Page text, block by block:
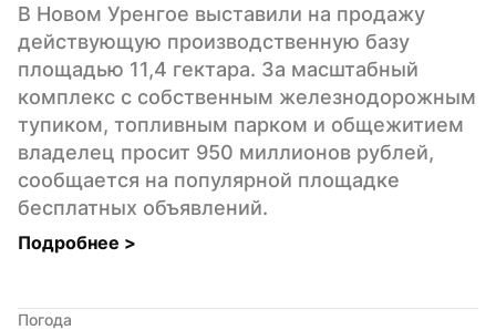
В Новом Уренгое выставили на продажу
действующую производственную базу
площадью 11,4 гектара. За масштабный
комплекс с собственным железнодорожным
тупиком, топливным парком и общежитием
владелец просит 950 миллионов рублей,
сообщается на популярной площадке
бесплатных объявлений.
Подробнее >
Погода